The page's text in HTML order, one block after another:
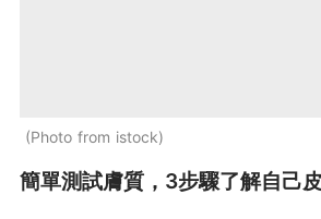
Photo from istock
簡單測試膚質，3步驟了解自己